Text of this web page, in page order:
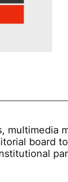
multimedia
board